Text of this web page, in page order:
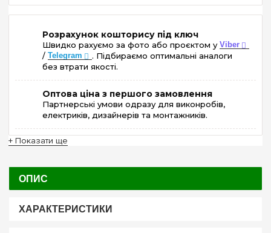
Розрахунок кошторису під ключ
Швидко рахуємо за фото або проєктом у Viber
/ Telegram
. Підбираємо оптимальні аналоги
без втрати якості.
Оптова ціна з першого замовлення
Партнерські умови одразу для виконробів,
електриків, дизайнерів та монтажників.
+ Показати ще
ОПИС
ХАРАКТЕРИСТИКИ